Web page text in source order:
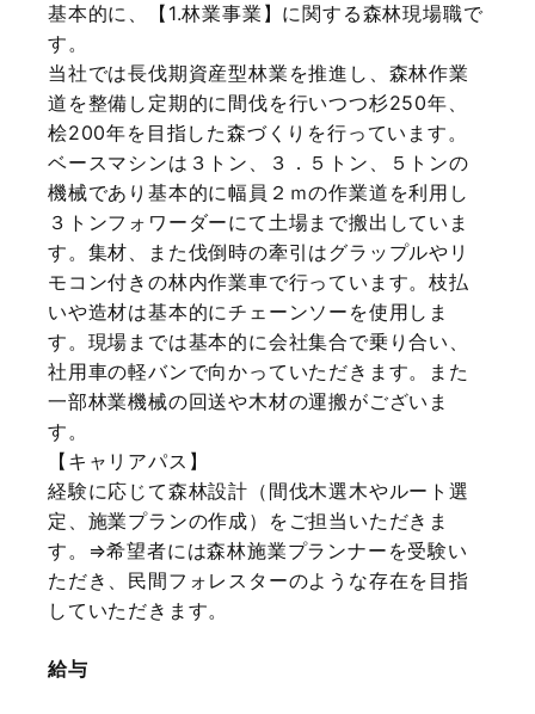
基本的に、【1.林業事業】に関する森林現場職で
す。
当社では長伐期資産型林業を推進し、森林作業
道を整備し定期的に間伐を行いつつ杉250年、
桧200年を目指した森づくりを行っています。
ベースマシンは３トン、３．５トン、５トンの
機械であり基本的に幅員２ｍの作業道を利用し
３トンフォワーダーにて土場まで搬出していま
す。集材、また伐倒時の牽引はグラップルやリ
モコン付きの林内作業車で行っています。枝払
いや造材は基本的にチェーンソーを使用しま
す。現場までは基本的に会社集合で乗り合い、
社用車の軽バンで向かっていただきます。また
一部林業機械の回送や木材の運搬がございま
す。
【キャリアパス】
経験に応じて森林設計（間伐木選木やルート選
定、施業プランの作成）をご担当いただきま
す。⇒希望者には森林施業プランナーを受験い
ただき、民間フォレスターのような存在を目指
していただきます。
給与